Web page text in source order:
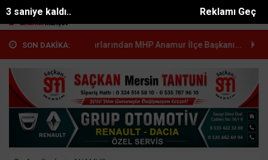
Reklamı Geç
2 saniye kaldı..
SON DAKİKA:
Muhtarlarından MHP Anamur İlçe Başkanı... Kürşat Dizdar,